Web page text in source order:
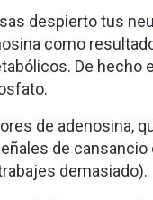
despierto tus
como
De hecho
de adenosina,
de
demasiado).